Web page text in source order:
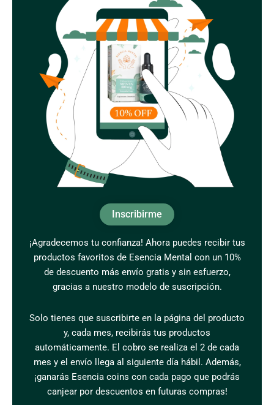
Inscribirme
¡Agradecemos tu confianza! Ahora puedes recibir tus
productos favoritos de Esencia Mental con un 10%
de descuento más envío gratis y sin esfuerzo,
gracias a nuestro modelo de suscripción.
Solo tienes que suscribirte en la página del producto
y, cada mes, recibirás tus productos
automáticamente. El cobro se realiza el 2 de cada
mes y el envío llega al siguiente día hábil. Además,
¡ganarás Esencia coins con cada pago que podrás
canjear por descuentos en futuras compras!